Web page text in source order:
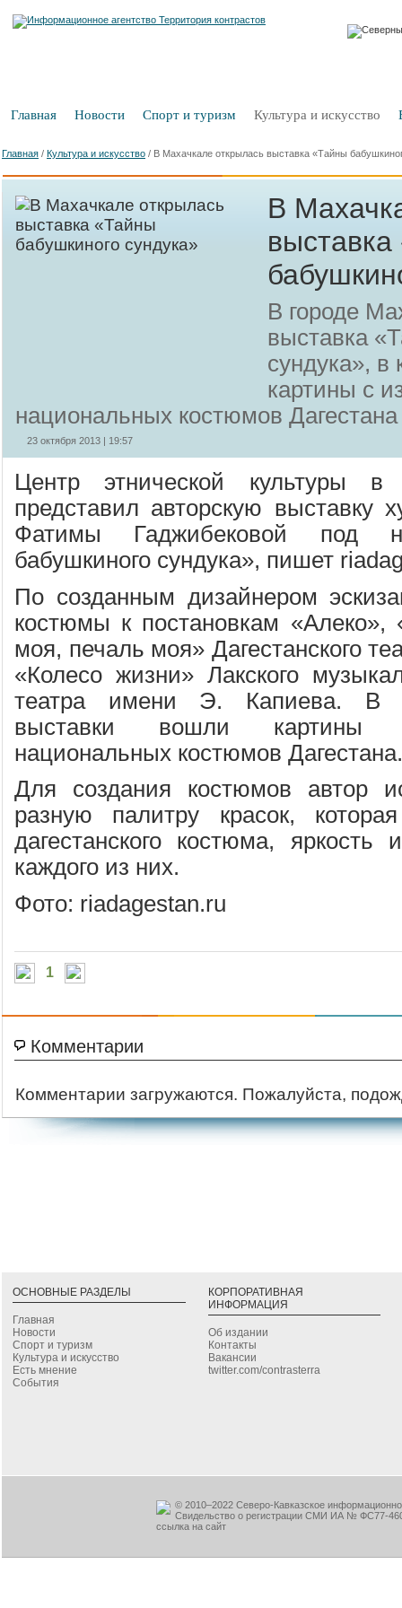
Главная Новости Спорт и туризм Культура и искусство
Главная / Культура и искусство / В Махачкале открылась выставка «Тайны
В
В городе
выставка
сундука»,
картины с
национальных костюмов Дагестана
23 октября 2013 | 19:57
Центр этнической культуры в
представил авторскую выставку
Фатимы Гаджибековой под
бабушкиного сундука», пишет
По созданным дизайнером
костюмы к постановкам «Алеко»,
моя, печаль моя» Дагестанского
«Колесо жизни» Лакского
театра имени Э. Капиева. В
выставки вошли картины
национальных костюмов Дагестана.
Для создания костюмов автор
разную палитру красок,
дагестанского костюма, яркость
каждого из них.
Фото: riadagestan.ru
1
Комментарии
Комментарии загружаются. Пожалуйста,
ОСНОВНЫЕ РАЗДЕЛЫ
Главная
Новости
Спорт и туризм
Культура и искусство
Есть мнение
События
КОРПОРАТИВНАЯ
ИНФОРМАЦИЯ
Об издании
Контакты
Вакансии
twitter.com/contrasterra
© 2010–2022 Северо-Кавказское
Свидельство о регистрации СМИ ИА № ФС77-
ссылка на сайт